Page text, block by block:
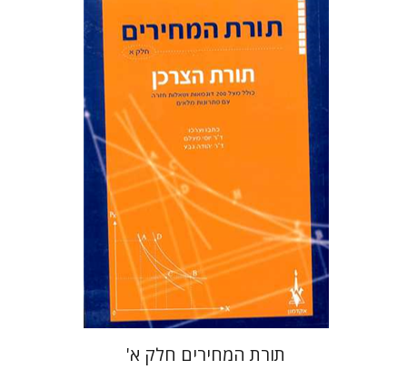
יוסי מעלם ד``ר יהודה גבע
הנחת אתר ספר מודפס
$42
$38
תורת המחירים חלק א'